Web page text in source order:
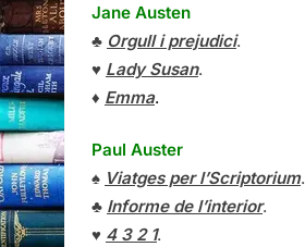
Jane Austen
♣ Orgull i prejudici.
♥ Lady Susan.
♦ Emma.
Paul Auster
♠ Viatges per l’Scriptorium.
♣ Informe de l’interior.
♥ 4 3 2 1.